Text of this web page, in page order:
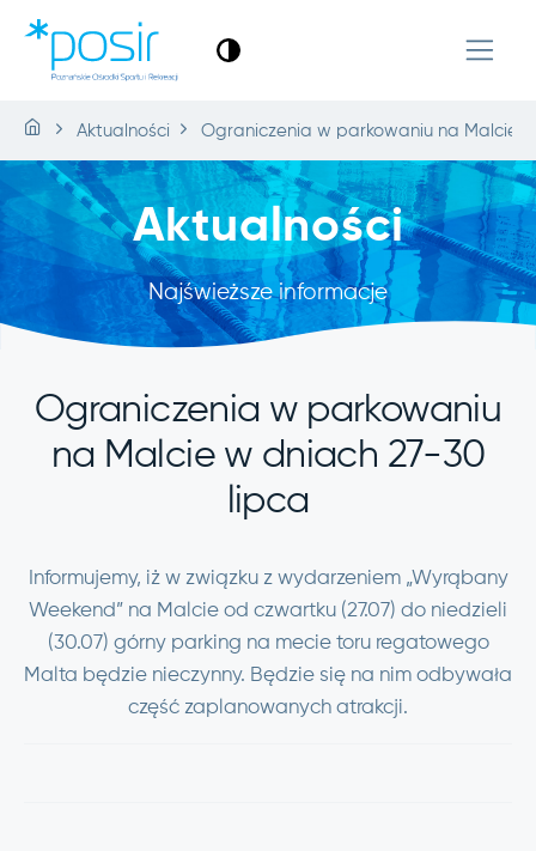
Aktualności Ograniczenia w parkowaniu na Malcie
Aktualności
Najświeższe informacje
Ograniczenia w parkowaniu
na Malcie w dniach 27-30
lipca
Informujemy, iż w związku z wydarzeniem „Wyrąbany
Weekend” na Malcie od czwartku (27.07) do niedzieli
(30.07) górny parking na mecie toru regatowego
Malta będzie nieczynny. Będzie się na nim odbywała
część zaplanowanych atrakcji.